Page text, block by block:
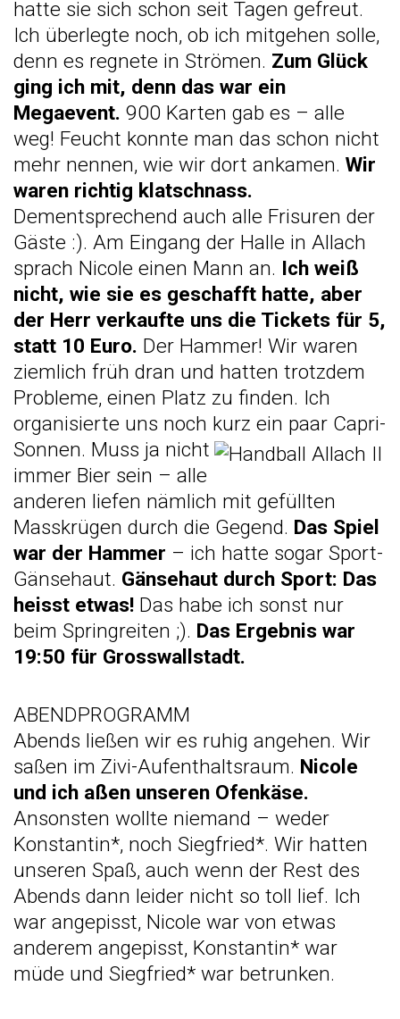
hatte sie sich schon seit Tagen gefreut.
Ich überlegte noch, ob ich mitgehen solle,
denn es regnete in Strömen. Zum Glück
ging ich mit, denn das war ein
Megaevent. 900 Karten gab es – alle
weg! Feucht konnte man das schon nicht
mehr nennen, wie wir dort ankamen. Wir
waren richtig klatschnass.
Dementsprechend auch alle Frisuren der
Gäste :). Am Eingang der Halle in Allach
sprach Nicole einen Mann an. Ich weiß
nicht, wie sie es geschafft hatte, aber
der Herr verkaufte uns die Tickets für 5,
statt 10 Euro. Der Hammer! Wir waren
ziemlich früh dran und hatten trotzdem
Probleme, einen Platz zu finden. Ich
organisierte uns noch kurz ein paar Capri-
Sonnen. Muss ja nicht
immer Bier sein – alle
anderen liefen nämlich mit gefüllten
Masskrügen durch die Gegend. Das Spiel
war der Hammer – ich hatte sogar Sport-
Gänsehaut. Gänsehaut durch Sport: Das
heisst etwas! Das habe ich sonst nur
beim Springreiten ;). Das Ergebnis war
19:50 für Grosswallstadt.
ABENDPROGRAMM
Abends ließen wir es ruhig angehen. Wir
saßen im Zivi-Aufenthaltsraum. Nicole
und ich aßen unseren Ofenkäse.
Ansonsten wollte niemand – weder
Konstantin*, noch Siegfried*. Wir hatten
unseren Spaß, auch wenn der Rest des
Abends dann leider nicht so toll lief. Ich
war angepisst, Nicole war von etwas
anderem angepisst, Konstantin* war
müde und Siegfried* war betrunken.